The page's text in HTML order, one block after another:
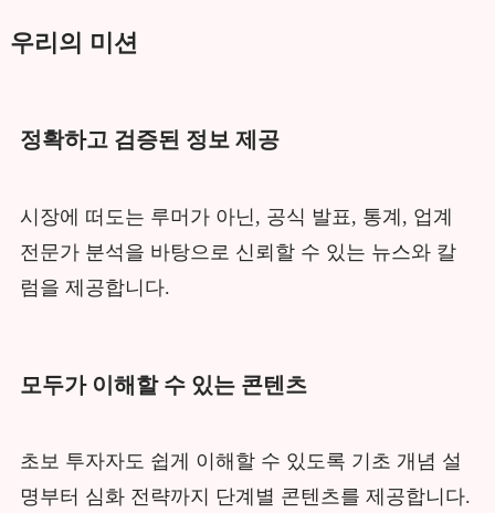
우리의 미션
정확하고 검증된 정보 제공
시장에 떠도는 루머가 아닌, 공식 발표, 통계, 업계
전문가 분석을 바탕으로 신뢰할 수 있는 뉴스와 칼
럼을 제공합니다.
모두가 이해할 수 있는 콘텐츠
초보 투자자도 쉽게 이해할 수 있도록 기초 개념 설
명부터 심화 전략까지 단계별 콘텐츠를 제공합니다.